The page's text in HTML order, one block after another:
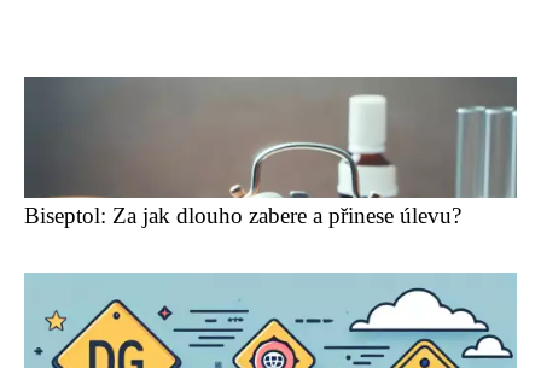
Biseptol: Za jak dlouho zabere a přinese úlevu?